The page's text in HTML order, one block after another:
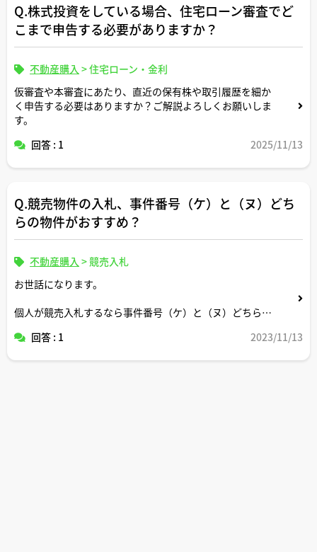
チェックのコツや、売主側・買主側それぞれが意識してお
くべきポイントがあれば教えてください。
Q.株式投資をしている場合、住宅ローン審査でど
こまで申告する必要がありますか？
不動産購入 >住宅ローン・金利
仮審査や本審査にあたり、直近の保有株や取引履歴を細か
く申告する必要はありますか？ご解説よろしくお願いしま
す。
回答 : 1
2025/11/13
Q.競売物件の入札、事件番号（ケ）と（ヌ）どち
らの物件がおすすめ？
不動産購入 >競売入札
お世話になります。
個人が競売入札するなら事件番号（ケ）と（ヌ）どちらの
りですか？両者物件の違いについもご解説お願いいたしま
回答 : 1 2023/11/13